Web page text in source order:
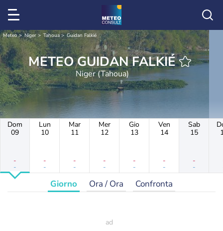
Meteo Niger Tahoua Guidan Falkié
METEO GUIDAN FALKIÉ
Niger (Tahoua)
Dom
09
-
-
Lun
10
-
-
Mar
11
-
-
Mer
12
-
-
Gio
13
-
-
Ven
14
-
-
Sab
15
-
-
Giorno Ora / Ora Confronta